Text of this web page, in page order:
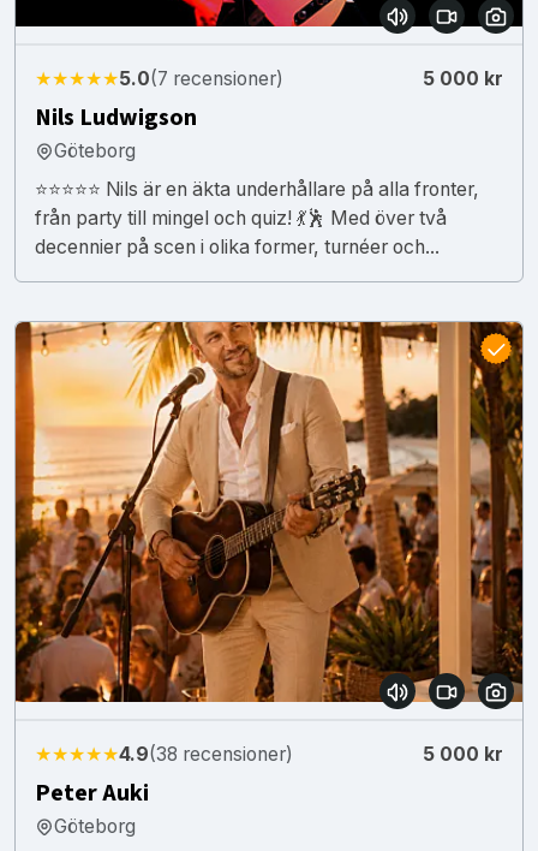
★★★★★5.0(7 recensioner) 5 000 kr
Nils Ludwigson
Göteborg
⭐⭐⭐⭐⭐ Nils är en äkta underhållare på alla fronter,
från party till mingel och quiz! 💃🕺 Med över två
decennier på scen i olika former, turnéer och...
★★★★★4.9(38 recensioner) 5 000 kr
Peter Auki
Göteborg